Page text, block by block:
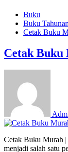
Buku
Buku Tahunan
Cetak Buku
Cetak Buku
Cetak Buku Murah
menjadi salah satu